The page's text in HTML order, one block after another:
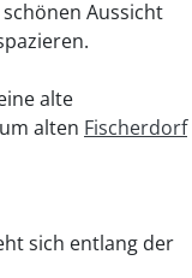
Aussicht
alte
alten Fischerdorf
sich entlang der